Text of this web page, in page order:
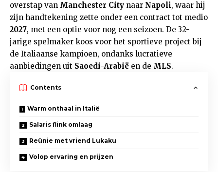
overstap van Manchester City naar Napoli, waar hij
zijn handtekening zette onder een contract tot medio
2027, met een optie voor nog een seizoen. De 32-
jarige spelmaker koos voor het sportieve project bij
de Italiaanse kampioen, ondanks lucratieve
aanbiedingen uit Saoedi-Arabië en de MLS.
Contents
Warm onthaal in Italië
Salaris flink omlaag
Reünie met vriend Lukaku
Volop ervaring en prijzen